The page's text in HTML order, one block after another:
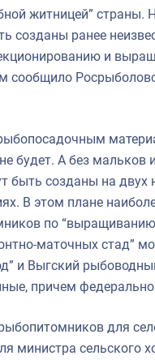
житницей” страны.
созданы ранее
и
сообщило
будет. А без мальков
быть созданы на двух
В этом плане
по
маточных стад”
и Выгский
причем
для
министра сельского